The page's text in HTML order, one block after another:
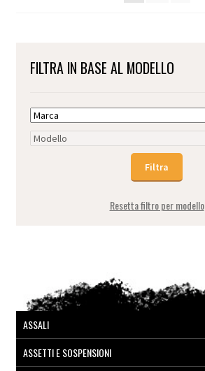
FILTRA IN BASE AL MODELLO
Resetta filtro per modello
ASSALI
ASSETTI E SOSPENSIONI